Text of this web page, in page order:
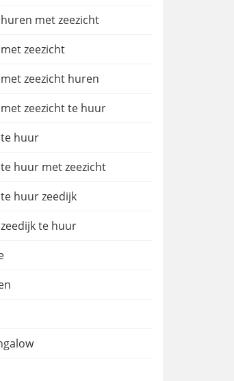
met zeezicht
zeezicht
zeezicht huren
zeezicht te huur
huur
huur met zeezicht
huur zeedijk
te huur